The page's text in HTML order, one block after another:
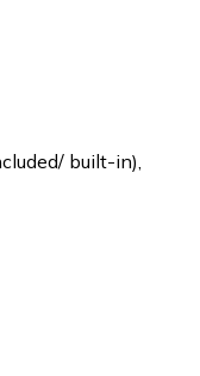
built-in),